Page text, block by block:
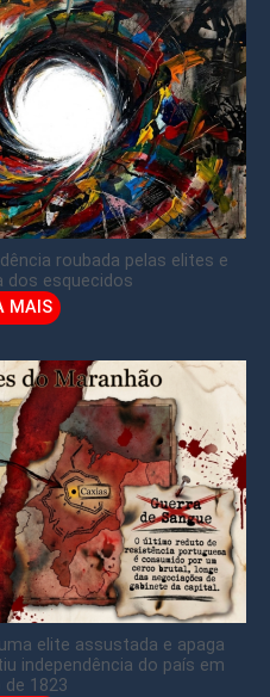
roubada pelas elites e
dos esquecidos
MAIS
elite assustada e apaga
independência do país em
de 1823